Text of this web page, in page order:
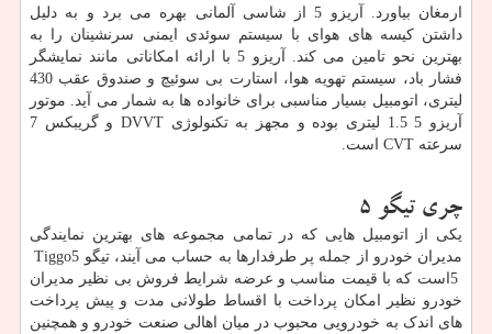
ارمغان بیاورد. آریزو 5 از شاسی آلمانی بهره می برد و به دلیل
داشتن کیسه های هوای با سیستم سوئدی ایمنی سرنشینان را به
بهترین نحو تامین می کند. آریزو 5 با ارائه امکاناتی مانند نمایشگر
فشار باد، سیستم تهویه هوا، استارت بی سوئیچ و صندوق عقب 430
لیتری، اتومبیل بسیار مناسبی برای خانواده ها به شمار می آید. موتور
آریزو 5 1.5 لیتری بوده و مجهز به تکنولوژی
DVVT
و گریبکس 7
سرعته CVT است.
چری تیگو 5
یکی از اتومبیل هایی که در تمامی مجموعه های بهترین نمایندگی
مدیران خودرو از جمله پر طرفدارها به حساب می آیند، تیگو 5
Tiggo
5 است که با قیمت مناسب و عرضه شرایط فروش بی نظیر مدیران
خودرو نظیر امکان پرداخت با اقساط طولانی مدت و پیش پرداخت
های اندک به خودرویی محبوب در میان اهالی صنعت خودرو و همچنین